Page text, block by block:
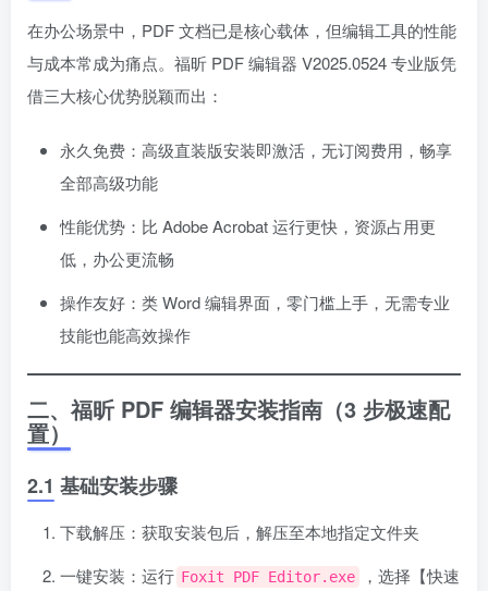
在办公场景中，PDF 文档已是核心载体，但编辑工具的性能
与成本常成为痛点。福昕 PDF 编辑器 V2025.0524 专业版凭
借三大核心优势脱颖而出：
永久免费：高级直装版安装即激活，无订阅费用，畅享
全部高级功能
性能优势：比 Adobe Acrobat 运行更快，资源占用更
低，办公更流畅
操作友好：类 Word 编辑界面，零门槛上手，无需专业
技能也能高效操作
二、福昕 PDF 编辑器安装指南（3 步极速配
置）
2.1 基础安装步骤
下载解压：获取安装包后，解压至本地指定文件夹
一键安装：运行 Foxit PDF Editor.exe
，选择【快速